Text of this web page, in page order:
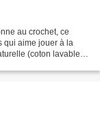
au crochet, ce
qui aime jouer à la
(coton lavable),